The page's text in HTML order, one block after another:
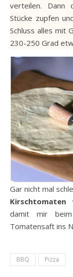
verteilen. Dann
Stücke zupfen
Schluss alles mit
230-250 Grad
Gar nicht mal
Kirschtomaten
damit mir
Tomatensaft ins
BBQ Pizza